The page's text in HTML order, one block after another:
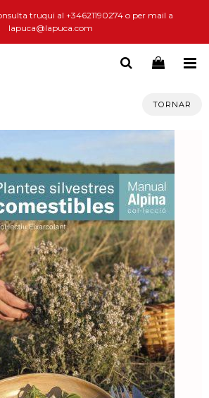
truqui al +34621190274 o per mail a
lapuca@lapuca.com
TORNAR